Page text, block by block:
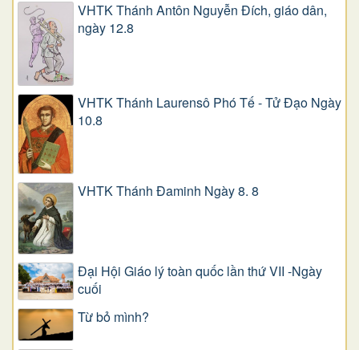
VHTK Thánh Antôn Nguyễn Ðích, giáo dân,
ngày 12.8
VHTK Thánh Laurensô Phó Tế - Tử Đạo Ngày
10.8
VHTK Thánh Đaminh Ngày 8. 8
Đại Hội Giáo lý toàn quốc lần thứ VII -Ngày
cuối
Từ bỏ mình?